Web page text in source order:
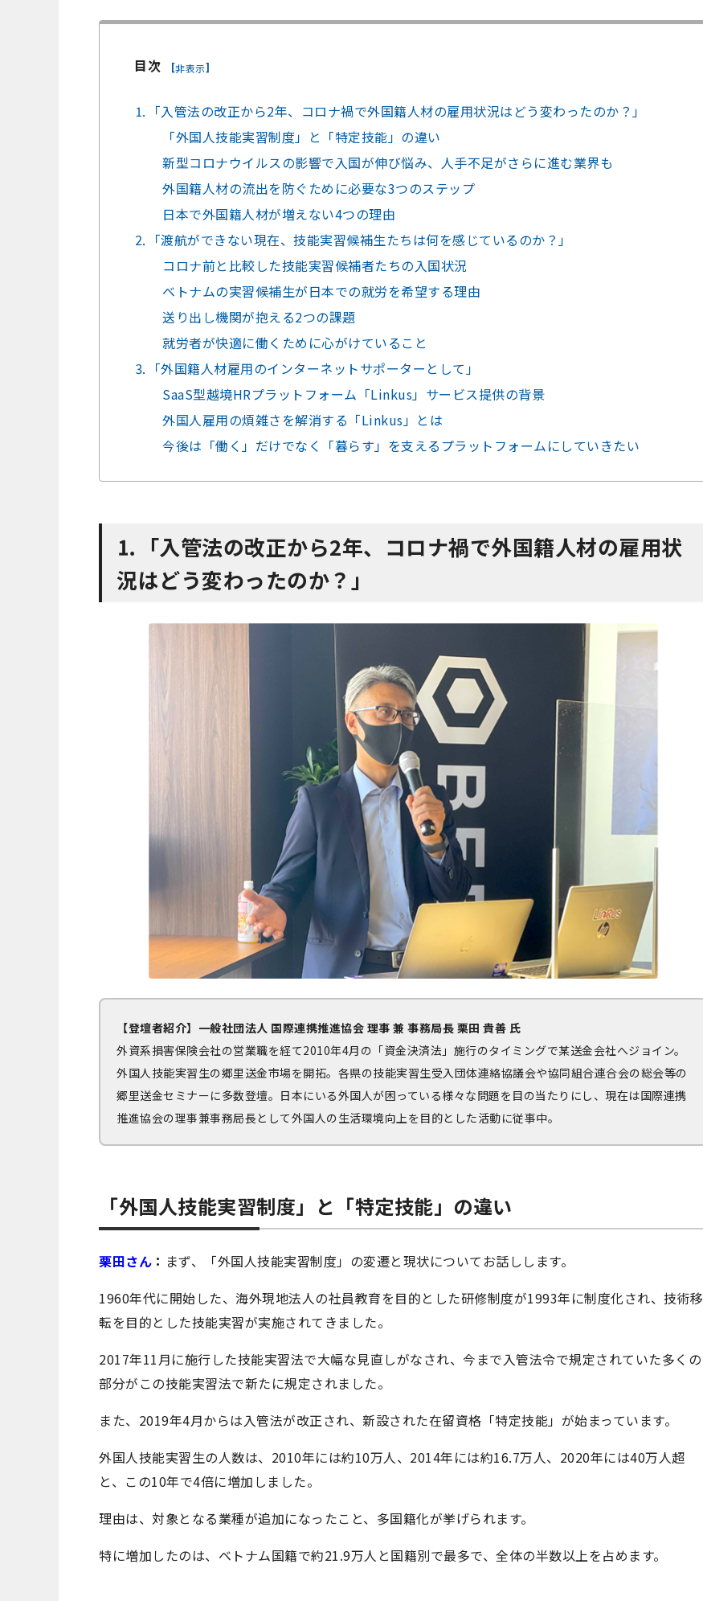
目次 [非表示]
⒈「入管法の改正から2年、コロナ禍で外国籍人材の雇用状況はどう変わったのか？」
「外国人技能実習制度」と「特定技能」の違い
新型コロナウイルスの影響で入国が伸び悩み、人手不足がさらに進む業界も
外国籍人材の流出を防ぐために必要な3つのステップ
日本で外国籍人材が増えない4つの理由
⒉「渡航ができない現在、技能実習候補生たちは何を感じているのか？」
コロナ前と比較した技能実習候補者たちの入国状況
ベトナムの実習候補生が日本での就労を希望する理由
送り出し機関が抱える2つの課題
就労者が快適に働くために心がけていること
⒊「外国籍人材雇用のインターネットサポーターとして」
SaaS型越境HRプラットフォーム「Linkus」サービス提供の背景
外国人雇用の煩雑さを解消する「Linkus」とは
今後は「働く」だけでなく「暮らす」を支えるプラットフォームにしていきたい
⒈「入管法の改正から2年、コロナ禍で外国籍人材の雇用状
況はどう変わったのか？」
【登壇者紹介】一般社団法人 国際連携推進協会 理事 兼 事務局長 栗田 貴善 氏
外資系損害保険会社の営業職を経て2010年4月の「資金決済法」施行のタイミングで某送金会社へジョイン。
外国人技能実習生の郷里送金市場を開拓。各県の技能実習生受入団体連絡協議会や協同組合連合会の総会等の
郷里送金セミナーに多数登壇。 日本にいる外国人が困っている様々な問題を目の当たりにし、現在は国際連携
推進協会の理事兼事務局長として外国人の生活環境向上を目的とした活動に従事中。
「外国人技能実習制度」と「特定技能」の違い
栗田さん ： まず、「外国人技能実習制度」の変遷と現状についてお話しします。
1960年代に開始した、海外現地法人の社員教育を目的とした研修制度が1993年に制度化され、技術移
転を目的とした技能実習が実施されてきました。
2017年11月に施行した技能実習法で大幅な見直しがなされ、今まで入管法令で規定されていた多くの
部分がこの技能実習法で新たに規定されました。
また、2019年4月からは入管法が改正され、新設された在留資格「特定技能」が始まっています。
外国人技能実習生の人数は、2010年には約10万人、2014年には約16.7万人、2020年には40万人超
と、この10年で4倍に増加しました。
理由は、対象となる業種が追加になったこと、多国籍化が挙げられます。
特に増加したのは、ベトナム国籍で約21.9万人と国籍別で最多で、全体の半数以上を占めます。